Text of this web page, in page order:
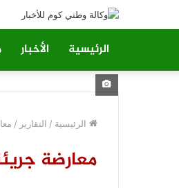
الرئيسية الأخبار
الرئيسية / التقارير /
معارضة